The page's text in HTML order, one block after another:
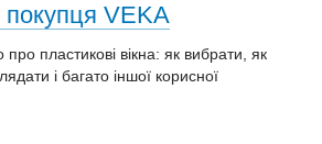
покупця VEKA
про пластиковi вікна: як вибрати, як
і багато іншої корисної